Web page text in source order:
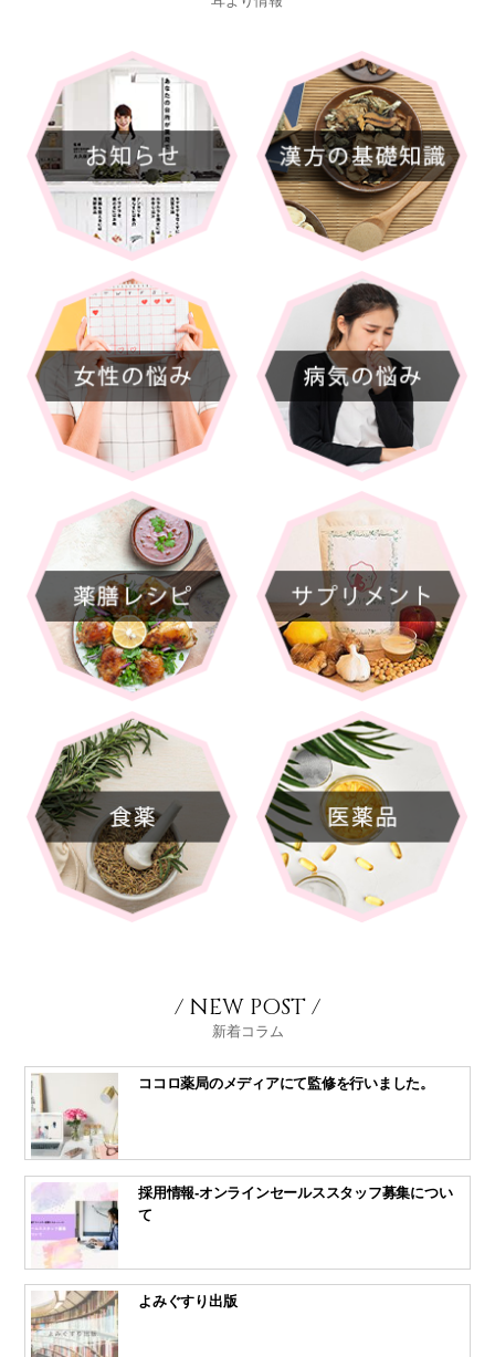
/ NEW POST /
新着コラム
ココロ薬局のメディアにて監修を行いました。
採用情報-オンラインセールススタッフ募集につい
て
よみぐすり出版